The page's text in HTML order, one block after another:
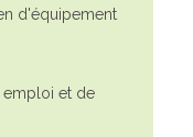
d'équipement
emploi et de